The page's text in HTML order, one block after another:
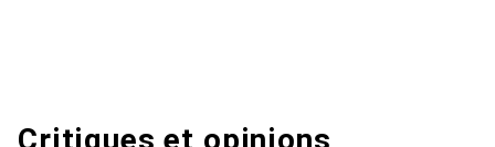
Critiques et opinions